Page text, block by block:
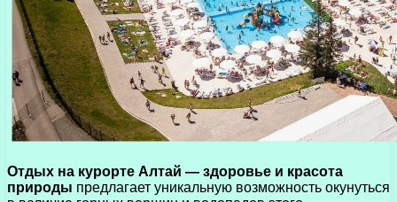
Отдых на курорте Алтай — здоровье и красота
природы предлагает уникальную возможность окунуться